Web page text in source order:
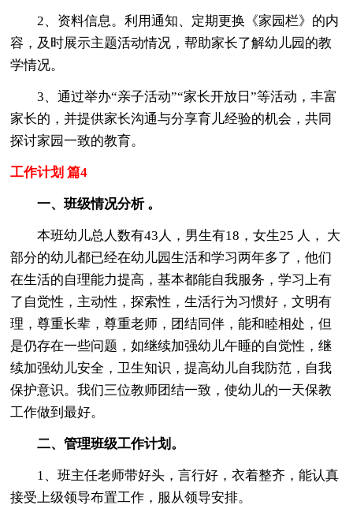
2、资料信息。利用通知、定期更换《家园栏》的内
容，及时展示主题活动情况，帮助家长了解幼儿园的教
学情况。
3、通过举办“亲子活动”“家长开放日”等活动，丰富
家长的，并提供家长沟通与分享育儿经验的机会，共同
探讨家园一致的教育。
工作计划 篇4
一、班级情况分析 。
本班幼儿总人数有43人，男生有18，女生25 人， 大
部分的幼儿都已经在幼儿园生活和学习两年多了，他们
在生活的自理能力提高，基本都能自我服务，学习上有
了自觉性，主动性，探索性，生活行为习惯好，文明有
理，尊重长辈，尊重老师，团结同伴，能和睦相处，但
是仍存在一些问题，如继续加强幼儿午睡的自觉性，继
续加强幼儿安全，卫生知识，提高幼儿自我防范，自我
保护意识。我们三位教师团结一致，使幼儿的一天保教
工作做到最好。
二、管理班级工作计划。
1、班主任老师带好头，言行好，衣着整齐，能认真
接受上级领导布置工作，服从领导安排。